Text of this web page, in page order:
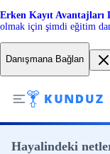
Erken Kayıt Avantajları
olmak için şimdi eğitim
Danışmana Bağlan
Hayalindeki